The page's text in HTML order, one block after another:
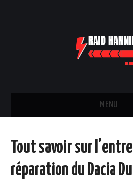
MENU
PIÈCES ET ÉQUIPEMENTS
VOITURE
Tout savoir sur
réparation du Dacia